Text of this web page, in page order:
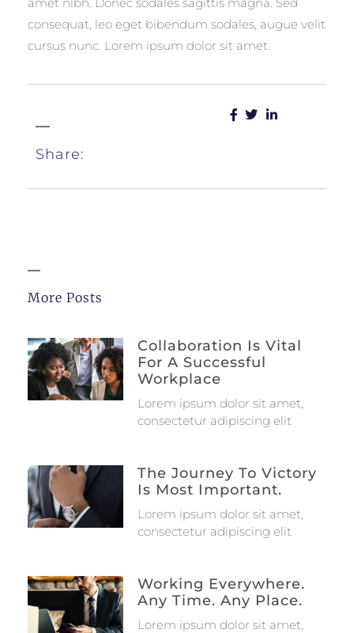
consequat, leo eget bibendum sodales, augue velit
cursus nunc. Lorem ipsum dolor sit amet.
Share:
More Posts
Collaboration Is Vital
For A Successful
Workplace
Lorem ipsum dolor sit amet,
consectetur adipiscing elit
The Journey To Victory
Is Most Important.
Lorem ipsum dolor sit amet,
consectetur adipiscing elit
Working Everywhere.
Any Time. Any Place.
Lorem ipsum dolor sit amet,